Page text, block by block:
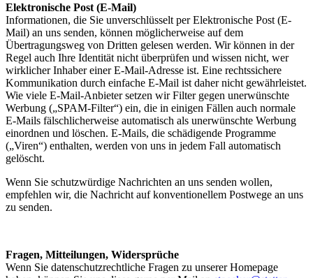
Elektronische Post (E-Mail)
Informationen, die Sie unverschlüsselt per Elektronische Post (E-
Mail) an uns senden, können möglicherweise auf dem
Übertragungsweg von Dritten gelesen werden. Wir können in der
Regel auch Ihre Identität nicht überprüfen und wissen nicht, wer
wirklicher Inhaber einer E-Mail-Adresse ist. Eine rechtssichere
Kommunikation durch einfache E-Mail ist daher nicht gewährleistet.
Wie viele E-Mail-Anbieter setzen wir Filter gegen unerwünschte
Werbung („SPAM-Filter“) ein, die in einigen Fällen auch normale
E-Mails fälschlicherweise automatisch als unerwünschte Werbung
einordnen und löschen. E-Mails, die schädigende Programme
(„Viren“) enthalten, werden von uns in jedem Fall automatisch
gelöscht.
Wenn Sie schutzwürdige Nachrichten an uns senden wollen,
empfehlen wir, die Nachricht auf konventionellem Postwege an uns
zu senden.
Fragen, Mitteilungen, Widersprüche
Wenn Sie datenschutzrechtliche Fragen zu unserer Homepage